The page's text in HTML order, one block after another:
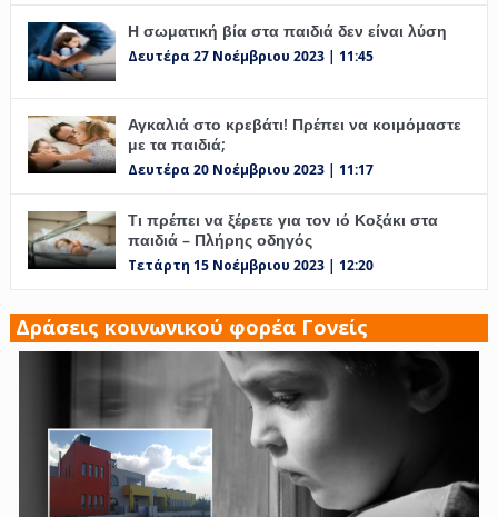
Η σωματική βία στα παιδιά δεν είναι λύση
Δευτέρα 27 Νοέμβριου 2023 | 11:45
Αγκαλιά στο κρεβάτι! Πρέπει να κοιμόμαστε
με τα παιδιά;
Δευτέρα 20 Νοέμβριου 2023 | 11:17
Τι πρέπει να ξέρετε για τον ιό Κοξάκι στα
παιδιά – Πλήρης οδηγός
Τετάρτη 15 Νοέμβριου 2023 | 12:20
Δράσεις κοινωνικού φορέα Γονείς